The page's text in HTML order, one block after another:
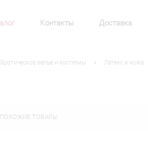
Контакты Доставка
Эротическое белье и костюмы Латекс и кожа
ПОХОЖИЕ ТОВАРЫ